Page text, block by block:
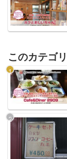
このカテゴ